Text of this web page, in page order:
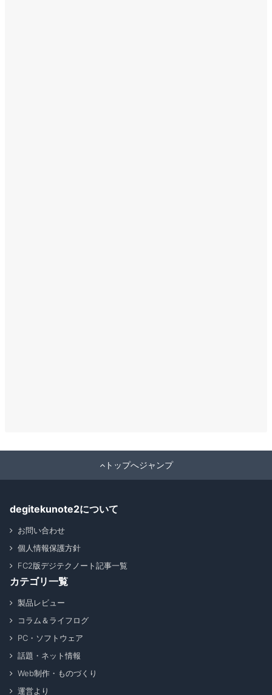
トップへジャンプ
degitekunote2について
お問い合わせ
個人情報保護方針
FC2版デジテクノート記事一覧
カテゴリ一覧
製品レビュー
コラム＆ライフログ
PC・ソフトウェア
話題・ネット情報
Web制作・ものづくり
運営より